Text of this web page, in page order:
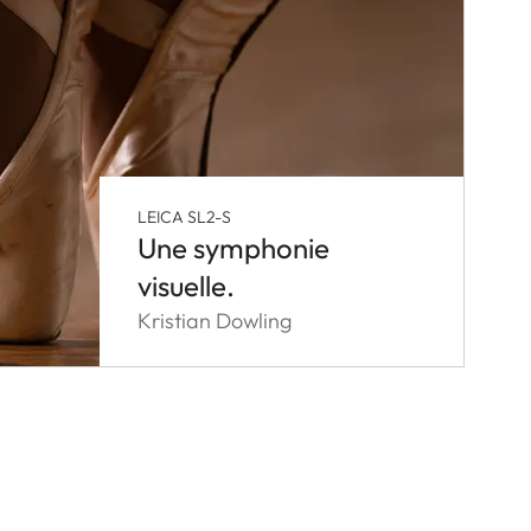
LEICA SL2-S
Une symphonie
visuelle.
Kristian Dowling